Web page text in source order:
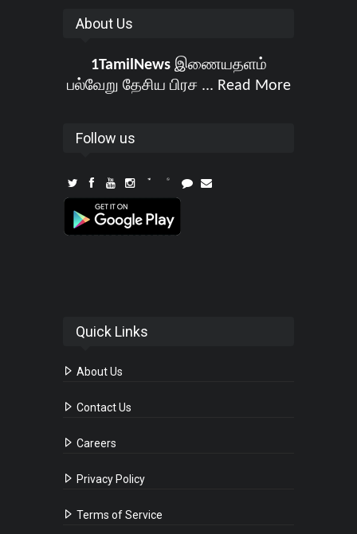
About Us
1TamilNewsஇணையதளம்
பல்வேறு தேசிய பிரச ... Read More
Follow us
Quick Links
About Us
Contact Us
Careers
Privacy Policy
Terms of Service